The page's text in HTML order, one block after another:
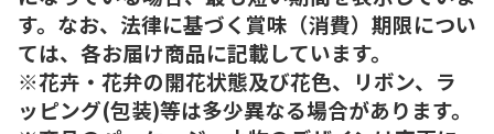
す。なお、法律に基づく賞味（消費）期限につい
ては、各お届け商品に記載しています。
※花卉・花弁の開花状態及び花色、リボン、ラ
ッピング(包装)等は多少異なる場合があります。